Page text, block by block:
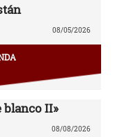
08/05/2026
blanco II»
08/08/2026